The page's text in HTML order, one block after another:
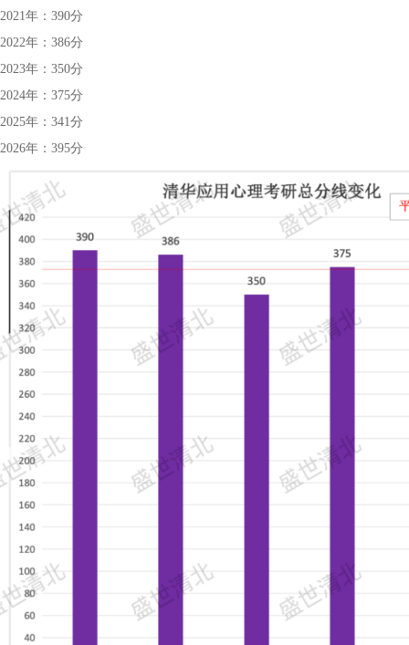
2021年：390分
2022年：386分
2023年：350分
2024年：375分
2025年：341分
2026年：395分